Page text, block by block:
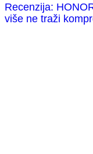
Recenzija:
više ne traži